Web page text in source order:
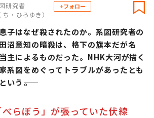
研究者
（きくち・ひろゆき）
+フォロー
子はなぜ殺されたのか。系図研究者の
沼意知の暗殺は、格下の旗本だが名
主によるものだった。NHK大河が描く
系図をめぐってトラブルがあったとも
う――。
らぼう」が張っていた伏線